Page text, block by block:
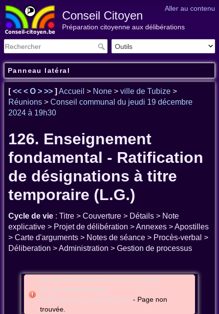
Aller au contenu
Conseil Citoyen
Préparation citoyenne aux délibérations
Panneau latéral
[<< < O > >> ] Accueil > None > ville de Tubize >
Réunions > Conseil communal du jeudi 19 décembre
2024 à 19h30
126. Enseignement
fondamental - Ratification
de désignations à titre
temporaire (L.G.)
Cycle de vie : Titre > Couverture > Détails > Note
explicative > Projet de délibération > Annexes > Apostilles
> Carte d'arguments > Notes de séance > Procès-verbal >
Déliberation > Administration > Gestion de processus
be:wbr:cmntubize:meet:2024-12-19t19-
30_gcmnbewbrtubize-
adm_seance_conscmn:cover - Page non
trouvée.